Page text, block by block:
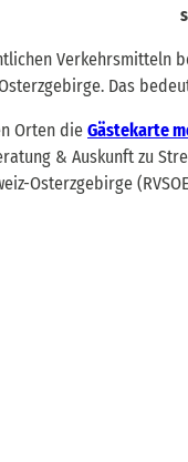
Verkehrsmitteln
Das
Orten die Gästekarte
& Auskunft zu
Osterzgebirge